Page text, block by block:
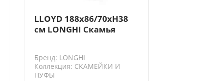
LLOYD 188x86/70хH38
см LONGHI Скамья
Бренд: LONGHI
Коллекция: СКАМЕЙКИ И
ПУФЫ